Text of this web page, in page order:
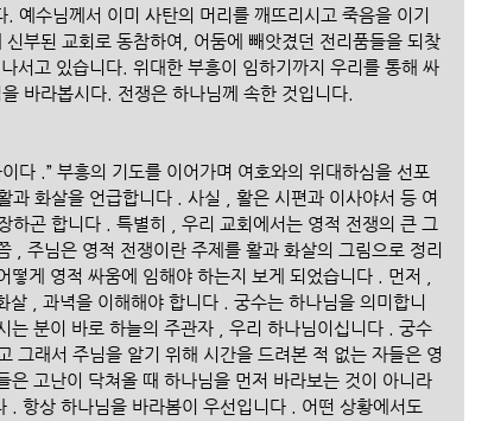
예수님께서 이미 사탄의 머리를 깨뜨리시고 죽음을 이기
부된 교회로 동참하여, 어둠에 빼앗겼던 전리품들을 되찾
서고 있습니다. 위대한 부흥이 임하기까지 우리를 통해 싸
바라봅시다. 전쟁은 하나님께 속한 것입니다.
다 .” 부흥의 기도를 이어가며 여호와의 위대하심을 선포
과 화살을 언급합니다 . 사실 , 활은 시편과 이사야서 등 여
하곤 합니다 . 특별히 , 우리 교회에서는 영적 전쟁의 큰 그
, 주님은 영적 전쟁이란 주제를 활과 화살의 그림으로 정리
게 영적 싸움에 임해야 하는지 보게 되었습니다 . 먼저 ,
, 과녁을 이해해야 합니다 . 궁수는 하나님을 의미합니
는 분이 바로 하늘의 주관자 , 우리 하나님이십니다 . 궁수
그래서 주님을 알기 위해 시간을 드려본 적 없는 자들은 영
은 고난이 닥쳐올 때 하나님을 먼저 바라보는 것이 아니라
. 항상 하나님을 바라봄이 우선입니다 . 어떤 상황에서도